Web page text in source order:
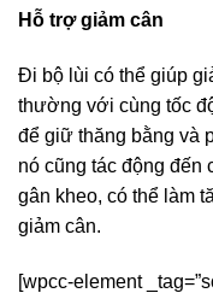
Hỗ trợ giảm cân
Đi bộ lùi có thể giúp
thường với cùng tốc
để giữ thăng bằng và
nó cũng tác động đến
gân kheo, có thể làm
giảm cân.
[wpcc-element